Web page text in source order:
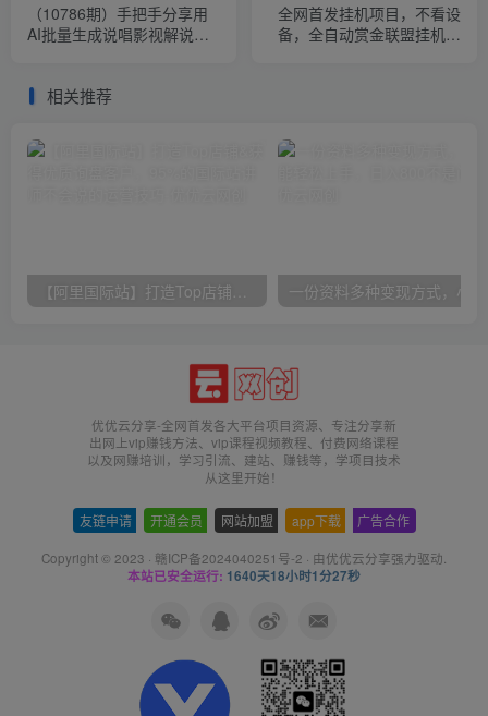
（10786期）手把手分享用
AI批量生成说唱影视解说视
全网首发挂机项目，不看设
备，全自动赏金联盟挂机日
相关推荐
【阿里国际站】打造Top店铺&获得优质询盘客户，​95%的国际站讲师不会说的运营技巧
优优云分享-全网首发各大平台项目资源、专注分享新
出网上vip赚钱方法、vip课程视频教程、付费网络课程
以及网赚培训，学习引流、建站、赚钱等，学项目技术
从这里开始！
友链申请 开通会员 网站加盟 app下载 广告合作
Copyright © 2023 · 赣ICP备2024040251号-2 · 由优优云分享强力驱动.
本站已安全运行: 1640天18小时1分27秒